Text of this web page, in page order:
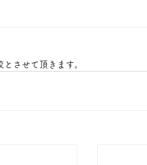
させて頂きます。